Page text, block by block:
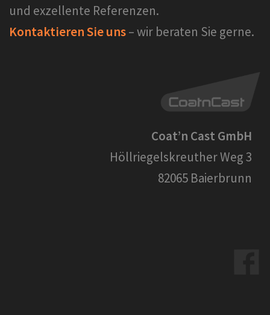
und exzellente Referenzen.
Kontaktieren Sie uns– wir beraten Sie gerne.
Coat’n Cast GmbH
Höllriegelskreuther Weg 3
82065 Baierbrunn